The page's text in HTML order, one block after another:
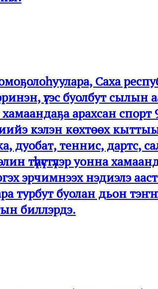
Саха
үгэс буолбут
арахсан спорт
кэлэн көхтөөх
дуобат, теннис, дартс,
түһүстүлэр уонна
эрчимнээх нэдиэлэ
турбут буолан дьон
биллэрдэ.